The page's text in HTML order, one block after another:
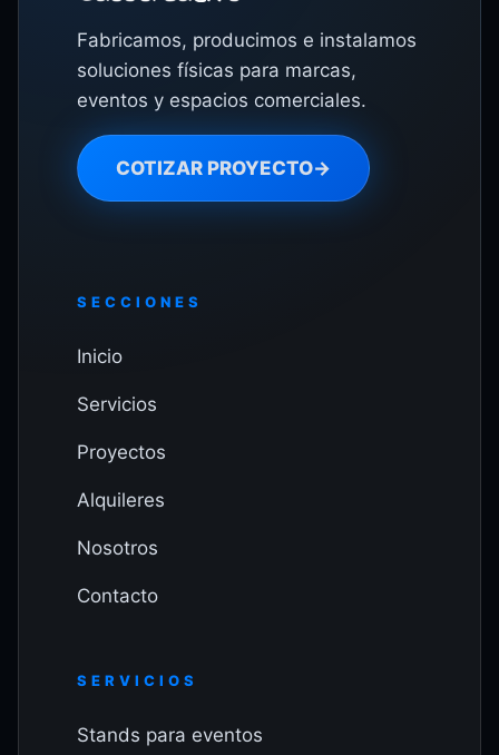
Fabricamos, producimos e instalamos
soluciones físicas para marcas,
eventos y espacios comerciales.
COTIZAR PROYECTO→
SECCIONES
Inicio
Servicios
Proyectos
Alquileres
Nosotros
Contacto
SERVICIOS
Stands para eventos